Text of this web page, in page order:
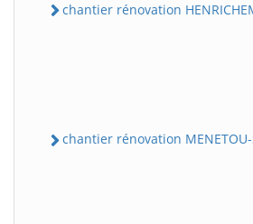
chantier rénovation
chantier rénovation MENETOU-